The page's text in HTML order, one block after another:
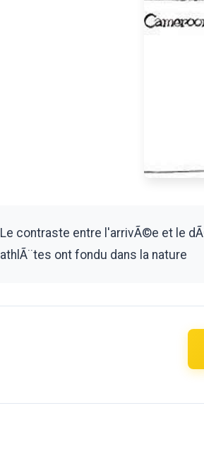
Le contraste entre l'arrivÃ©e et le
athlÃ¨tes ont fondu dans la nature